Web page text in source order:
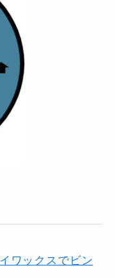
ワックスでビン